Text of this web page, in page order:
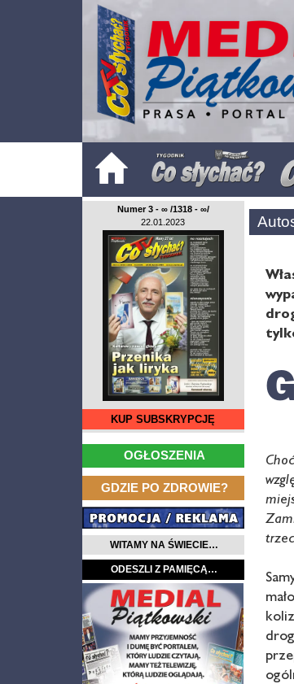
Numer 3 - ∞ /1318 - ∞/
22.01.2023
KUP SUBSKRYPCJĘ
OGŁOSZENIA
GDZIE PO ZDROWIE?
WITAMY NA ŚWIECIE…
ODESZLI Z PAMIĘCĄ…